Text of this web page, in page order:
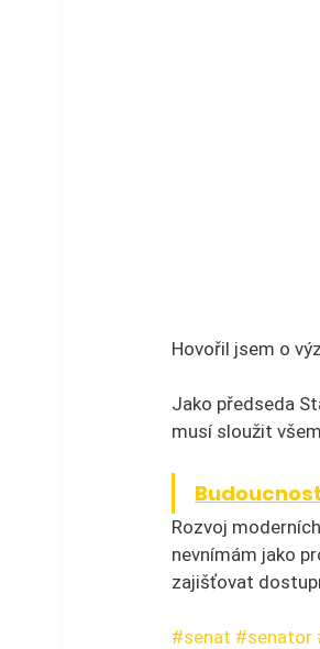
Hovořil jsem o
Jako předseda
musí sloužit
Rozvoj
nevnímám jako
zajišťovat
#senat #senator